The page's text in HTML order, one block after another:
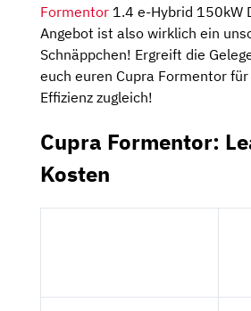
Formentor 1.4 e-Hybrid 150kW
Angebot ist also wirklich ein
Schnäppchen! Ergreift die
euch euren Cupra Formentor
Effizienz zugleich!
Cupra Formentor:
Kosten